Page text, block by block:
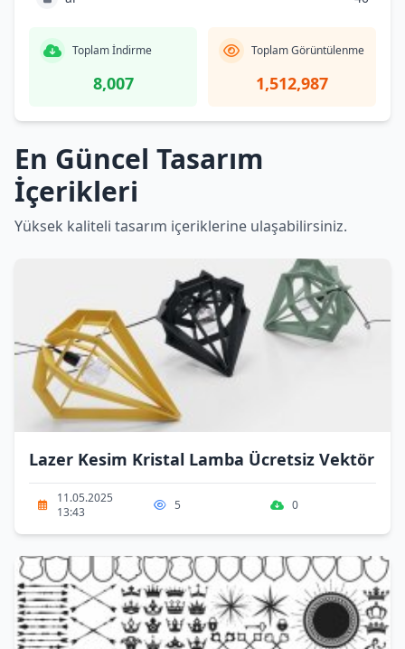
Toplam İndirme
8,007
Toplam Görüntülenme
1,512,987
En Güncel Tasarım
İçerikleri
Yüksek kaliteli tasarım içeriklerine ulaşabilirsiniz.
Lazer Kesim Kristal Lamba Ücretsiz Vektör
11.05.2025
13:43
5 0